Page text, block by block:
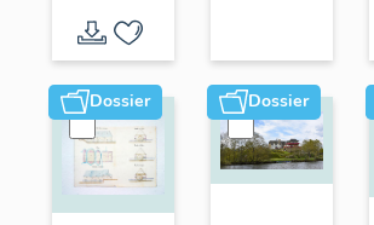
Petite-
Bavouze
Dossier Dossier